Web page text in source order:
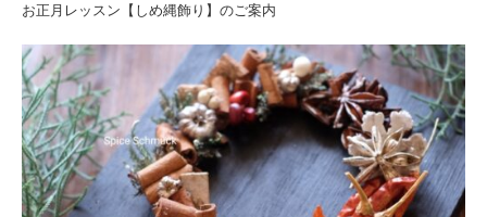
お正月レッスン【しめ縄飾り】のご案内